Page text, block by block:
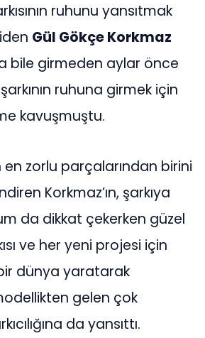
ruhunu yansıtmak
Gül Gökçe Korkmaz
bile girmeden aylar önce
şarkının ruhuna girmek için
kavuşmuştu.
en zorlu parçalarından birini
Korkmaz’ın, şarkıya
da dikkat çekerken güzel
ve her yeni projesi için
dünya yaratarak
gelen çok
da yansıttı.